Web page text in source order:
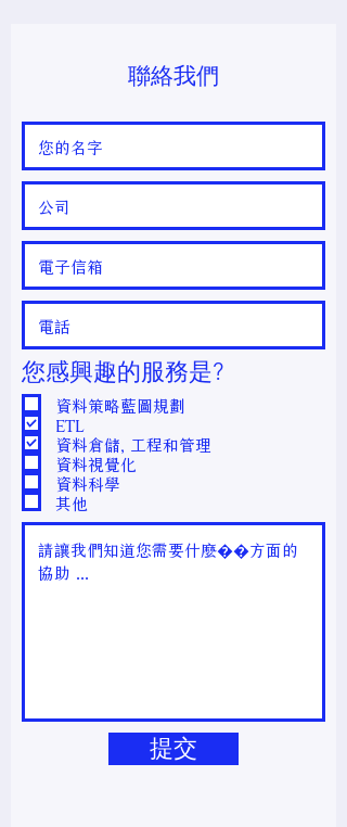
聯絡我們
您感興趣的服務是?
資料策略藍圖規劃
ETL
資料倉儲, 工程和管理
資料視覺化
資料科學
其他
提交